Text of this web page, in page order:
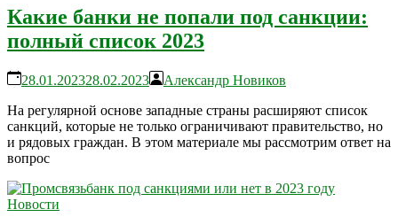
Какие банки не попали под санкции:
полный список 2023
28.01.202328.02.2023
Александр Новиков
На регулярной основе западные страны расширяют список
санкций, которые не только ограничивают правительство, но
и рядовых граждан. В этом материале мы рассмотрим ответ на
вопрос
Новости